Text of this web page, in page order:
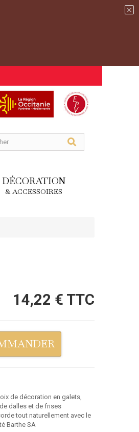
DÉCORATION
& ACCESSOIRES
14,22 € TTC
de décoration en galets,
dalles et de frises
tout naturellement avec le
Barthe SA